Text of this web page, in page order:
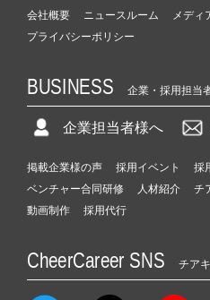
会社概要 ニュースルーム
メディ
プライバシーポリシー
BUSINESS 企業・採用担当
企業担当者様へ
掲載企業様の声 採用イベント 採
ベンチャー合同研修
人材紹介 チ
動画制作
採用代行
CheerCareer SNS チア